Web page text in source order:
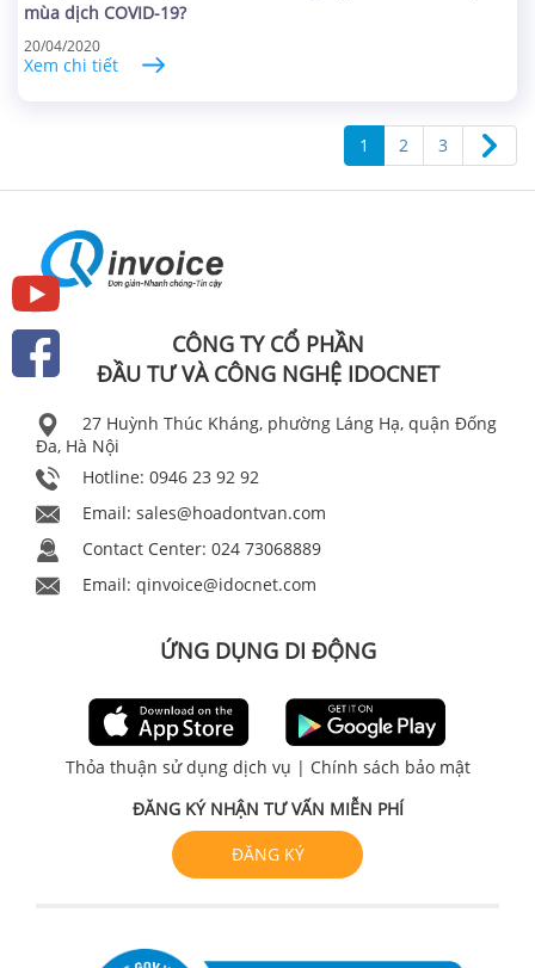
mùa dịch COVID-19?
20/04/2020
Xem chi tiết
1 2 3
CÔNG TY CỔ PHẦN
ĐẦU TƯ VÀ CÔNG NGHỆ IDOCNET
27 Huỳnh Thúc Kháng, phường Láng Hạ, quận Đống
Đa, Hà Nội
Hotline: 0946 23 92 92
Email: sales@hoadontvan.com
Contact Center: 024 73068889
Email: qinvoice@idocnet.com
ỨNG DỤNG DI ĐỘNG
Thỏa thuận sử dụng dịch vụ | Chính sách bảo mật
ĐĂNG KÝ NHẬN TƯ VẤN MIỄN PHÍ
ĐĂNG KÝ